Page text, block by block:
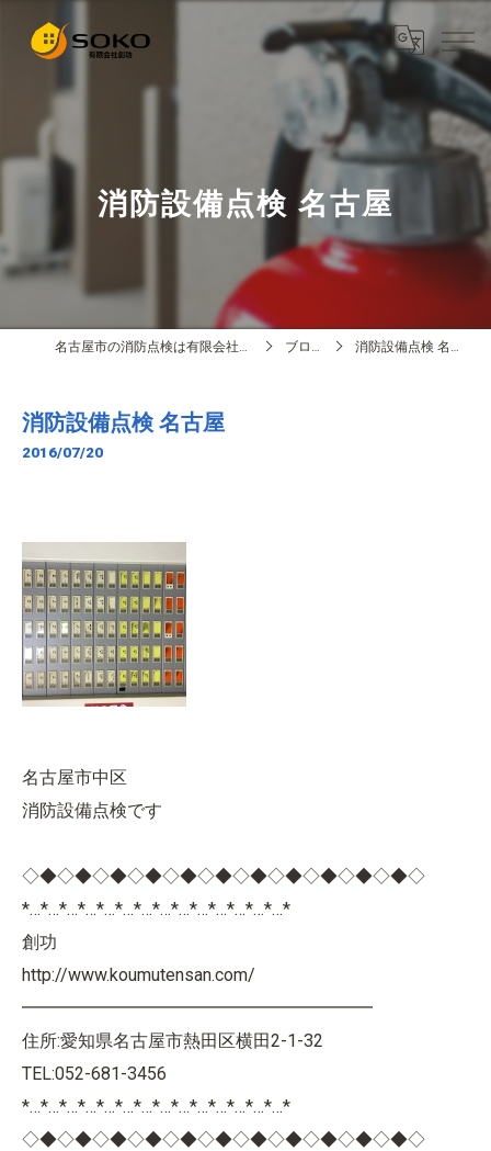
消防設備点検 名古屋
名古屋市の消防点検は有限会社創功 ブログ 消防設備点検 名古屋
消防設備点検 名古屋
2016/07/20
名古屋市中区
消防設備点検です
◇◆◇◆◇◆◇◆◇◆◇◆◇◆◇◆◇◆◇◆◇◆◇
*…*…*…*…*…*…*…*…*…*…*…*…*…*…*
創功
http://www.koumutensan.com/
━━━━━━━━━━━━━━━━━━━━
住所:愛知県名古屋市熱田区横田2-1-32
TEL:052-681-3456
*…*…*…*…*…*…*…*…*…*…*…*…*…*…*
◇◆◇◆◇◆◇◆◇◆◇◆◇◆◇◆◇◆◇◆◇◆◇